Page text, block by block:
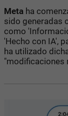
Meta ha
sido generadas
como
'Hecho con IA',
ha utilizado
"modificaciones